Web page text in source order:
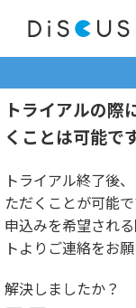
トライアルの際
くことは可能で
トライアル終了後
ただくことが可能で
申込みを希望され
トよりご連絡をお願
解決しましたか？